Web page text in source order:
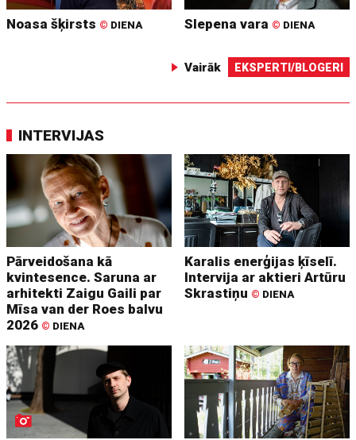
Noasa šķirsts © DIENA Slepena vara © DIENA
Vairāk EKSPERTI/BLOGERI
INTERVIJAS
Pārveidošana kā
kvintesence. Saruna ar
arhitekti Zaigu Gaili par
Mīsa van der Roes balvu
2026 © DIENA
Karalis enerģijas ķīselī.
Intervija ar aktieri Artūru
Skrastiņu © DIENA